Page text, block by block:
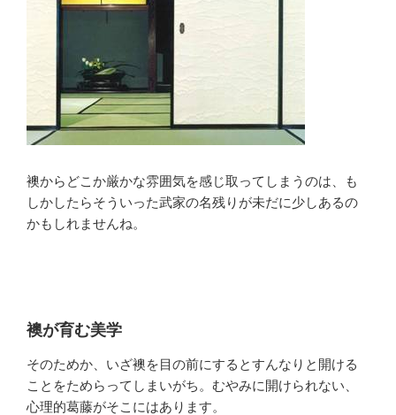
襖からどこか厳かな雰囲気を感じ取ってしまうのは、も
しかしたらそういった武家の名残りが未だに少しあるの
かもしれませんね。
襖が育む美学
そのためか、いざ襖を目の前にするとすんなりと開ける
ことをためらってしまいがち。むやみに開けられない、
心理的葛藤がそこにはあります。